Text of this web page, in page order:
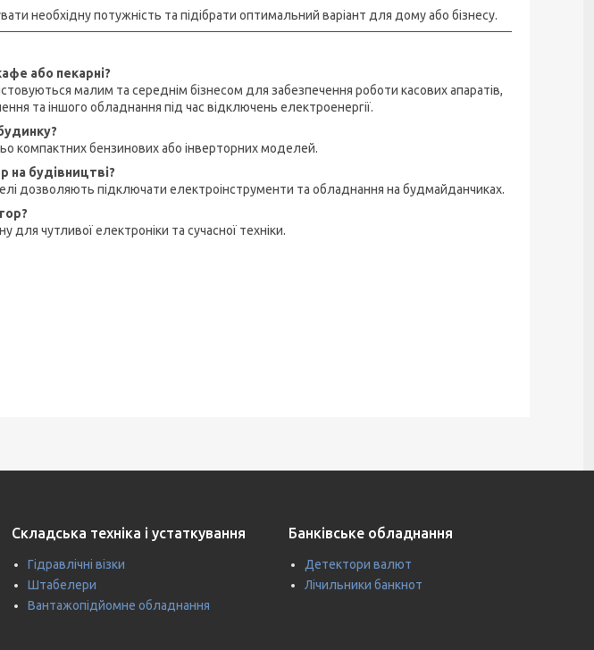
необхідну потужність та підібрати оптимальний варіант для дому або бізнесу.
або пекарні?
малим та середнім бізнесом для забезпечення роботи касових апаратів,
та іншого обладнання під час відключень електроенергії.
компактних бензинових або інверторних моделей.
на будівництві?
дозволяють підключати електроінструменти та обладнання на будмайданчиках.
для чутливої електроніки та сучасної техніки.
Складська техніка і устаткування
Гідравлічні візки
Штабелери
Вантажопідйомне обладнання
Банківське обладнання
Детектори валют
Лічильники банкнот